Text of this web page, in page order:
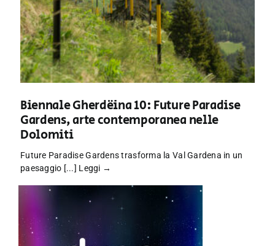
Biennale Gherdëina 10: Future Paradise
Gardens, arte contemporanea nelle
Dolomiti
Future Paradise Gardens trasforma la Val Gardena in un
paesaggio [...] Leggi →